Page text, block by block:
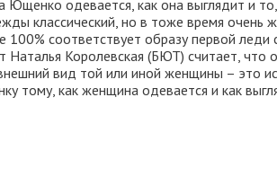
Ющенко одевается, как она выглядит и
классический, но в тоже время очень
100% соответствует образу первой
Наталья Королевская (БЮТ) считает,
вид той или иной женщины – это
тому, как женщина одевается и как